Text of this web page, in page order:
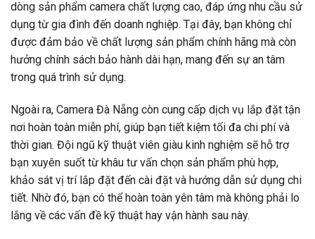
dòng sản phẩm camera chất lượng cao, đáp ứng nhu cầu sử
dụng từ gia đình đến doanh nghiệp. Tại đây, bạn không chỉ
được đảm bảo về chất lượng sản phẩm chính hãng mà còn
hưởng chính sách bảo hành dài hạn, mang đến sự an tâm
trong quá trình sử dụng.
Ngoài ra, Camera Đà Nẵng còn cung cấp dịch vụ lắp đặt tận
nơi hoàn toàn miễn phí, giúp bạn tiết kiệm tối đa chi phí và
thời gian. Đội ngũ kỹ thuật viên giàu kinh nghiệm sẽ hỗ trợ
bạn xuyên suốt từ khâu tư vấn chọn sản phẩm phù hợp,
khảo sát vị trí lắp đặt đến cài đặt và hướng dẫn sử dụng chi
tiết. Nhờ đó, bạn có thể hoàn toàn yên tâm mà không phải lo
lắng về các vấn đề kỹ thuật hay vận hành sau này.